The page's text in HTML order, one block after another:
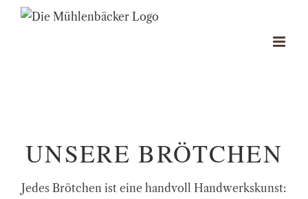
Zum
UNSERE BRÖTCHEN
Jedes Brötchen ist eine handvoll Handwerkskunst: